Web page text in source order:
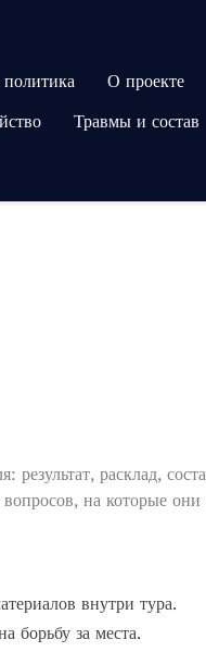
О проекте
Травмы и состав
расклад,
на которые они
внутри тура.
борьбу за места.